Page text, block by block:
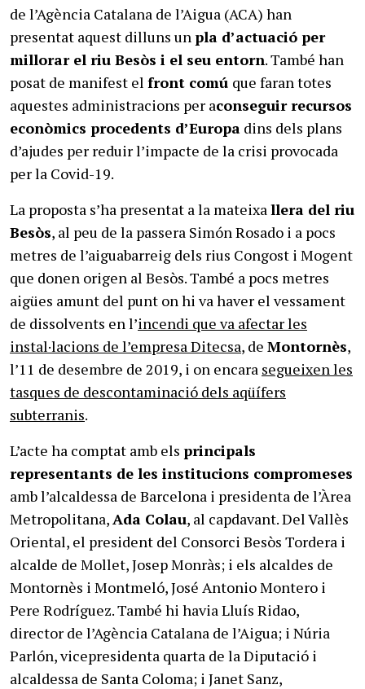
de l’Agència Catalana de l’Aigua (ACA) han
presentat aquest dilluns unpla d’actuació per
millorar el riu Besòs i el seu entorn. També han
posat de manifest el front comú que faran totes
aquestes administracions per aconseguir recursos
econòmics procedents d’Europa dins dels plans
d’ajudes per reduir l’impacte de la crisi provocada
per la Covid-19.
La proposta s’ha presentat a la mateixallera del riu
Besòs, al peu de la passera Simón Rosado i a pocs
metres de l’aiguabarreig dels rius Congost i Mogent
que donen origen al Besòs. També a pocs metres
aigües amunt del punt on hi va haver el vessament
de dissolvents en l’incendi que va afectar les
instal·lacions de l’empresa Ditecsa, de Montornès,
l’11 de desembre de 2019, i on encara segueixen les
tasques de descontaminació dels aqüífers
subterranis.
L’acte ha comptat amb els principals
representants de les institucions compromeses
amb l’alcaldessa de Barcelona i presidenta de l’Àrea
Metropolitana,Ada Colau, al capdavant. Del Vallès
Oriental, el president del Consorci Besòs Tordera i
alcalde de Mollet, Josep Monràs; i els alcaldes de
Montornès i Montmeló, José Antonio Montero i
Pere Rodríguez. També hi havia Lluís Ridao,
director de l’Agència Catalana de l’Aigua; i Núria
Parlón, vicepresidenta quarta de la Diputació i
alcaldessa de Santa Coloma; i Janet Sanz,